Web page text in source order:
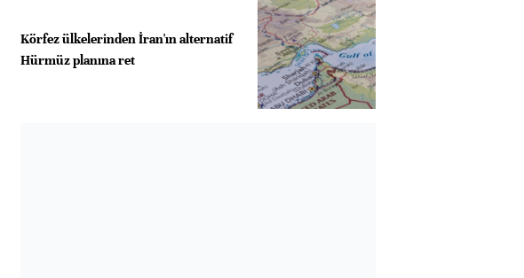
Körfez ülkelerinden İran'ın alternatif
Hürmüz planına ret